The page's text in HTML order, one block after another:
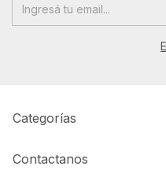
Categorías
Contactanos